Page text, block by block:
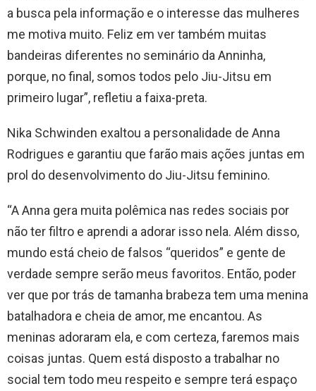
a busca pela informação e o interesse das mulheres
me motiva muito. Feliz em ver também muitas
bandeiras diferentes no seminário da Anninha,
porque, no final, somos todos pelo Jiu-Jitsu em
primeiro lugar”, refletiu a faixa-preta.
Nika Schwinden exaltou a personalidade de Anna
Rodrigues e garantiu que farão mais ações juntas em
prol do desenvolvimento do Jiu-Jitsu feminino.
“A Anna gera muita polêmica nas redes sociais por
não ter filtro e aprendi a adorar isso nela. Além disso,
mundo está cheio de falsos “queridos” e gente de
verdade sempre serão meus favoritos. Então, poder
ver que por trás de tamanha brabeza tem uma menina
batalhadora e cheia de amor, me encantou. As
meninas adoraram ela, e com certeza, faremos mais
coisas juntas. Quem está disposto a trabalhar no
social tem todo meu respeito e sempre terá espaço